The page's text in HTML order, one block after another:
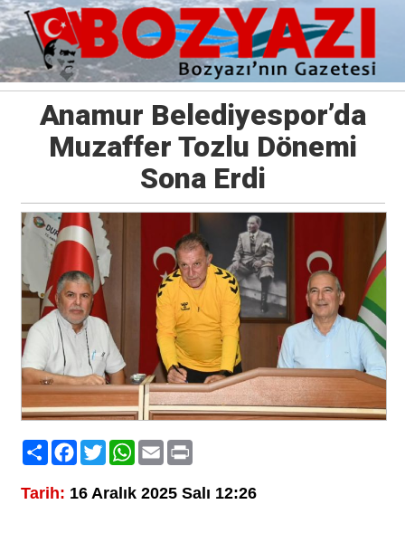
Anamur Belediyespor’da
Muzaffer Tozlu Dönemi
Sona Erdi
PaylaşFacebook
TwitterWhatsApp
EmailPrint
Tarih: 16 Aralık 2025 Salı 12:26